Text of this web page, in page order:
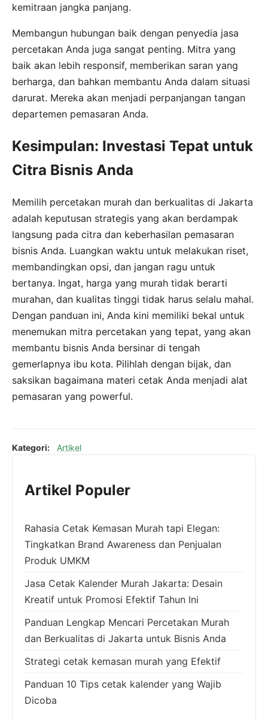
kemitraan jangka panjang.
Membangun hubungan baik dengan penyedia jasa
percetakan Anda juga sangat penting. Mitra yang
baik akan lebih responsif, memberikan saran yang
berharga, dan bahkan membantu Anda dalam situasi
darurat. Mereka akan menjadi perpanjangan tangan
departemen pemasaran Anda.
Kesimpulan: Investasi Tepat untuk
Citra Bisnis Anda
Memilih percetakan murah dan berkualitas di Jakarta
adalah keputusan strategis yang akan berdampak
langsung pada citra dan keberhasilan pemasaran
bisnis Anda. Luangkan waktu untuk melakukan riset,
membandingkan opsi, dan jangan ragu untuk
bertanya. Ingat, harga yang murah tidak berarti
murahan, dan kualitas tinggi tidak harus selalu mahal.
Dengan panduan ini, Anda kini memiliki bekal untuk
menemukan mitra percetakan yang tepat, yang akan
membantu bisnis Anda bersinar di tengah
gemerlapnya ibu kota. Pilihlah dengan bijak, dan
saksikan bagaimana materi cetak Anda menjadi alat
pemasaran yang powerful.
Kategori: Artikel
Artikel Populer
Rahasia Cetak Kemasan Murah tapi Elegan:
Tingkatkan Brand Awareness dan Penjualan
Produk UMKM
Jasa Cetak Kalender Murah Jakarta: Desain
Kreatif untuk Promosi Efektif Tahun Ini
Panduan Lengkap Mencari Percetakan Murah
dan Berkualitas di Jakarta untuk Bisnis Anda
Strategi cetak kemasan murah yang Efektif
Panduan 10 Tips cetak kalender yang Wajib
Dicoba